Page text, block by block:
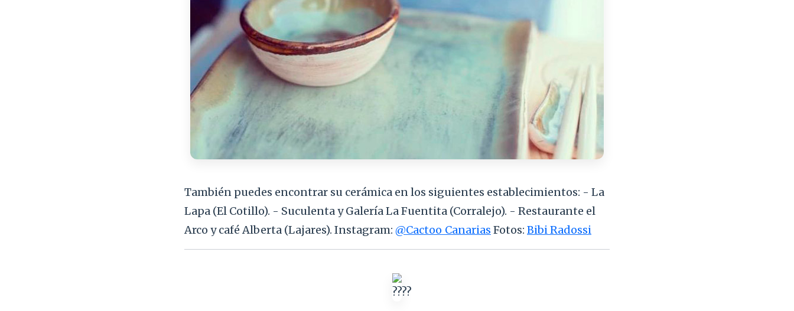
También puedes encontrar su cerámica en los siguientes establecimientos: - La
Lapa (El Cotillo). - Suculenta y Galería La Fuentita (Corralejo). - Restaurante el
Arco y café Alberta (Lajares). Instagram: @Cactoo_Canarias Fotos: Bibi Radossi